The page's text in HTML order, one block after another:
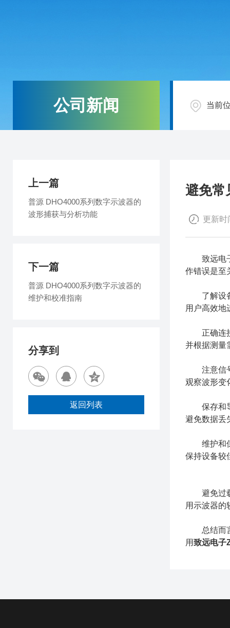
公司新闻 当前
避免常
更新时
致远电子
作错误是至
了解设备
用户高效地
正确连接
并根据测量
注意信号
观察波形变
保存和导
避免数据丢
维护和保
保持设备较
避免过载
用示波器的
总结而言
用致远电子
上一篇
普源 DHO4000系列数字示波器的
波形捕获与分析功能
下一篇
普源 DHO4000系列数字示波器的
维护和校准指南
分享到
返回列表